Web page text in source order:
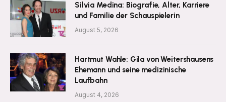
Silvia Medina: Biografie, Alter, Karriere
und Familie der Schauspielerin
August 5, 2026
Hartmut Wahle: Gila von Weitershausens
Ehemann und seine medizinische
Laufbahn
August 4, 2026